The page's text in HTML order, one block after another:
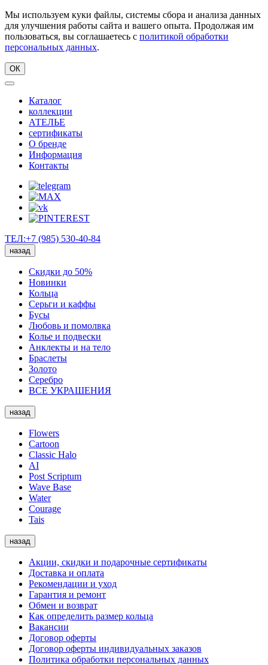
Мы используем куки файлы, системы сбора и анализа данных
для улучшения работы сайта и вашего опыта. Продолжая им
пользоваться, вы соглашаетесь с политикой обработки
персональных данных.
ОК
Каталог
коллекции
АТЕЛЬЕ
сертификаты
О бренде
Информация
Контакты
ТЕЛ:+7 (985) 530-40-84
назад
Скидки до 50%
Новинки
Кольца
Серьги и каффы
Бусы
Любовь и помолвка
Колье и подвески
Анклекты и на тело
Браслеты
Золото
Серебро
ВСЕ УКРАШЕНИЯ
назад
Flowers
Cartoon
Classic Halo
AI
Post Scriptum
Wave Base
Water
Courage
Tais
назад
Акции, скидки и подарочные сертификаты
Доставка и оплата
Рекомендации и уход
Гарантия и ремонт
Обмен и возврат
Как определить размер кольца
Вакансии
Договор оферты
Договор оферты индивидуальных заказов
Политика обработки персональных данных